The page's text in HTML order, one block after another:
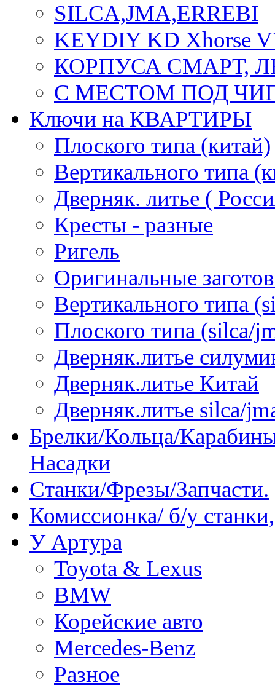
SILCA,JMA,ERREBI
KEYDIY KD Xhorse
КОРПУСА СМАРТ,
С МЕСТОМ ПОД
Ключи на КВАРТИРЫ
Плоского типа (китай)
Вертикального типа
Дверняк. литье (
Кресты - разные
Ригель
Оригинальные
Вертикального типа
Плоского типа (silca/
Дверняк.литье
Дверняк.литье Китай
Дверняк.литье silca/
Брелки/Кольца/
Насадки
Станки/Фрезы/Запчасти.
Комиссионка/ б/у
У Артура
Toyota & Lexus
BMW
Корейские авто
Mercedes-Benz
Разное